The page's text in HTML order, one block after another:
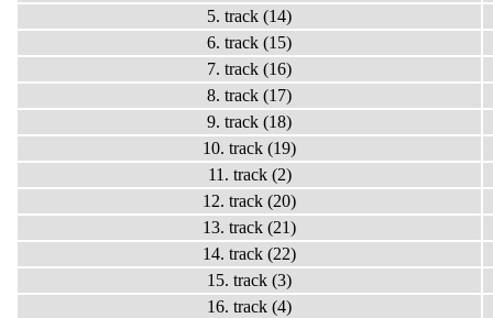
5. track (14)
6. track (15)
7. track (16)
8. track (17)
9. track (18)
10. track (19)
11. track (2)
12. track (20)
13. track (21)
14. track (22)
15. track (3)
16. track (4)